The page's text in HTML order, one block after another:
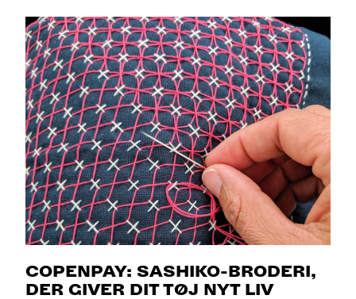
COPENPAY: SASHIKO-BRODERI,
DER GIVER DIT TØJ NYT LIV